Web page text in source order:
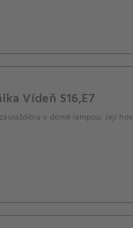
Vídeň S16,E7
v domě lampou. Její